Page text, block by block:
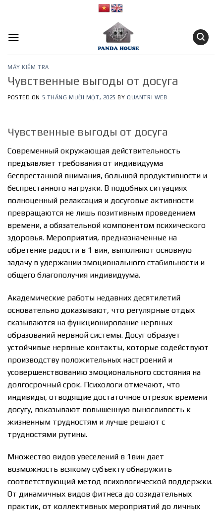
MÁY KIỂM TRA
Чувственные выгоды от досуга
POSTED ON 5 THÁNG MƯỜI MỘT, 2025 BY QUANTRI WEB
Чувственные выгоды от досуга
Современный окружающая действительность
предъявляет требования от индивидуума
беспрестанной внимания, большой продуктивности и
беспрестанного нагрузки. В подобных ситуациях
полноценный релаксация и досуговые активности
превращаются не лишь позитивным проведением
времени, а обязательной компонентом психического
здоровья. Мероприятия, предназначенные на
обретение радости в 1 вин, выполняют основную
задачу в удержании эмоционального стабильности и
общего благополучия индивидуума.
Академические работы недавних десятилетий
основательно доказывают, что регулярные отдых
сказываются на функционирование нервных
образований нервной системы. Досуг образует
устойчивые нервные контакты, которые содействуют
производству положительных настроений и
усовершенствованию эмоционального состояния на
долгосрочный срок. Психологи отмечают, что
индивиды, отводящие достаточное отрезок времени
досугу, показывают повышенную выносливость к
жизненным трудностям и лучше решают с
трудностями рутины.
Множество видов увеселений в 1вин дает
возможность всякому субъекту обнаружить
соответствующий метод психологической поддержки.
От динамичных видов фитнеса до созидательных
практик, от коллективных мероприятий до личных